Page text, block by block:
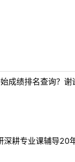
成绩排名查询？谢
耕专业课辅导20